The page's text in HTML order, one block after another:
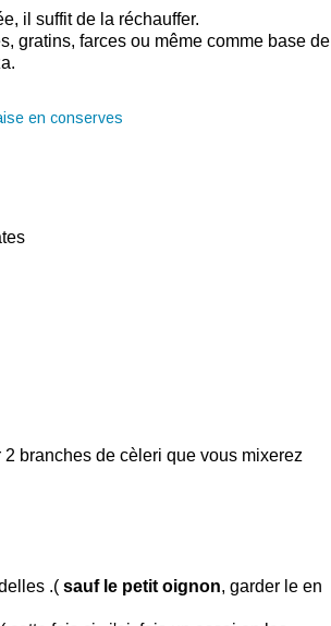
il suffit de la réchauffer.
gratins, farces ou même comme base de
branches de cèleri que vous mixerez
.( sauf le petit oignon, garder le en